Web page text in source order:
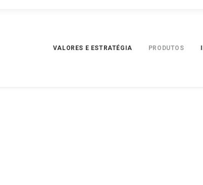
VALORES E ESTRATÉGIA PRODUTOS